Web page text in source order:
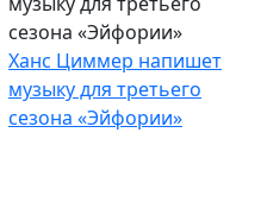
сезона «Эйфории»
Ханс Циммер напишет
музыку для третьего
сезона «Эйфории»